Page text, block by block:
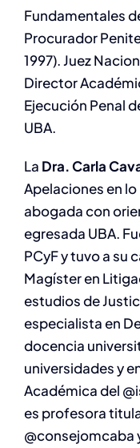
Fundamentales
Procurador
1997). Juez
Director
Ejecución Penal
UBA.
La Dra. Carla
Apelaciones en lo
abogada con
egresada UBA.
PCyF y tuvo a su
Magíster en
estudios de
especialista en
docencia
universidades y
Académica del
es profesora
@consejomcaba